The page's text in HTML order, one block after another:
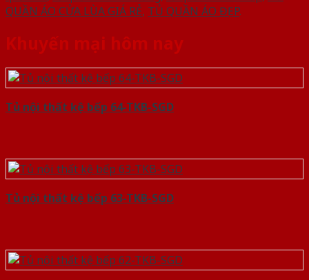
QUẦN ÁO CỬA LÙA GIÁ RẺ, TỦ QUẦN ÁO ĐẸP.
Khuyến mại hôm nay
Tủ nội thất kệ bếp 64-TKB-SGD
Tủ nội thất kệ bếp 63-TKB-SGD